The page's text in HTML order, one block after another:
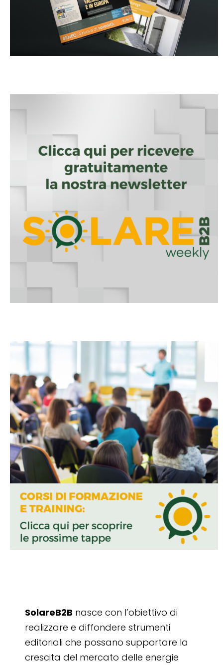
SolareB2B nasce con l’obiettivo di
realizzare e diffondere strumenti
editoriali che possano supportare la
crescita del mercato delle energie